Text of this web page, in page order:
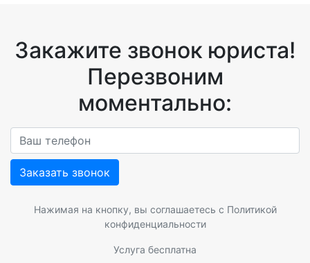
Закажите звонок юриста!
Перезвоним
моментально:
Заказать звонок
Нажимая на кнопку, вы соглашаетесь с Политикой
конфиденциальности
Услуга бесплатна